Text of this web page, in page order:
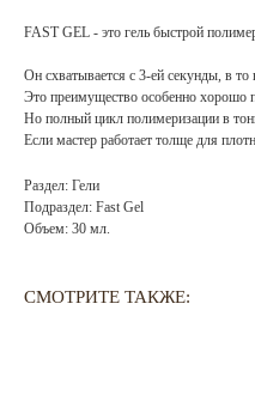
FAST GEL - это гель быстрой
Он схватывается с 3-ей секунды, в то
Это преимущество особенно хорошо
Но полный цикл полимеризации в
Если мастер работает толще для
Раздел: Гели
Подраздел: Fast Gel
Объем: 30 мл.
СМОТРИТЕ ТАКЖЕ: